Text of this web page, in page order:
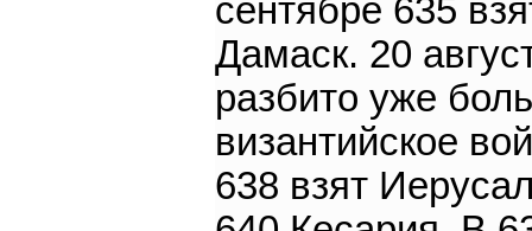
сентябре 635
Дамаск. 20
разбито уже
византийское
638 взят